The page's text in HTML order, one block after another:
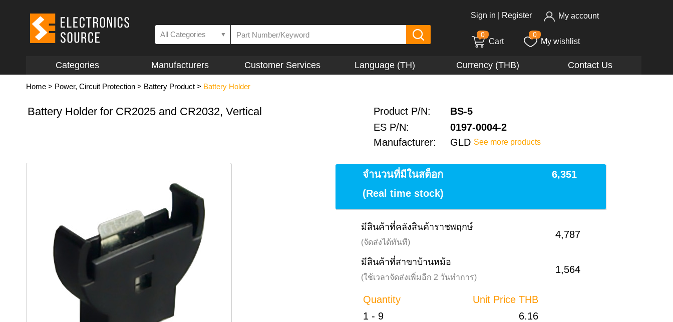
All Categories ▼
Sign in Register My account
0
Cart
0
My wishlist
Categories Manufacturers Customer Services Language (TH) Currency (THB) Contact Us
Home > Power, Circuit Protection > Battery Product > Battery Holder
Battery Holder for CR2025 and CR2032, Vertical Product P/N:
BS-5
ES P/N:
0197-0004-2
Manufacturer:
GLD See more products
จำนวนที่มีในสต็อก
6,351
(Real time stock)
มีสินค้าที่คลังสินค้าราชพฤกษ์
(จัดส่งได้ทันที)
4,787
มีสินค้าที่สาขาบ้านหม้อ
(ใช้เวลาจัดส่งเพิ่มอีก 2 วันทำการ)
1,564
Quantity
Unit Price THB
1 - 9
6.16